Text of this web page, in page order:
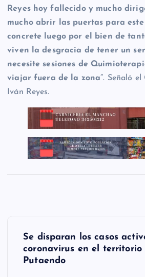
Reyes hoy fallecido y mucho
mucho abrir las puertas para
concrete luego por el bien de
viven la desgracia de tener un
necesite sesiones de
viajar fuera de la zona”. Señaló el
Iván Reyes.
Se disparan los casos
coronavirus en el territorio
Putaendo